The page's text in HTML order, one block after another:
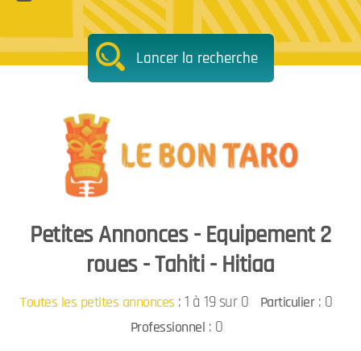
Lancer la recherche
Petites Annonces - Equipement 2
roues - Tahiti - Hitiaa
Toutes les petites annonces :1 à 19 sur 0 Particulier: 0
Professionnel : 0